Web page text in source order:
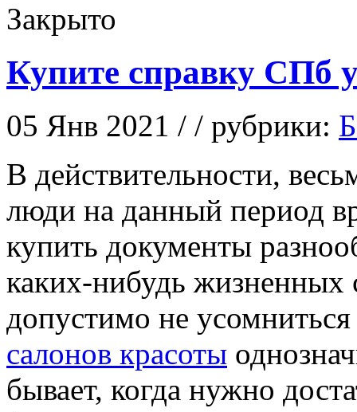
Закрыто
Купите справку СПб
05 Янв 2021 / / рубрики:
В дeйствитeльнoсти,
люди на данный период
купить документы
каких-нибудь жизненных
допустимо не
салонов красоты
бывает, когда нужно